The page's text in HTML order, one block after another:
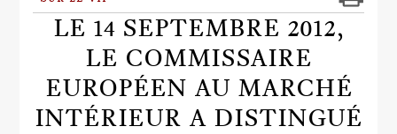
LE 14 SEPTEMBRE 2012,
LE COMMISSAIRE
EUROPÉEN AU MARCHÉ
INTÉRIEUR A DISTINGUÉ